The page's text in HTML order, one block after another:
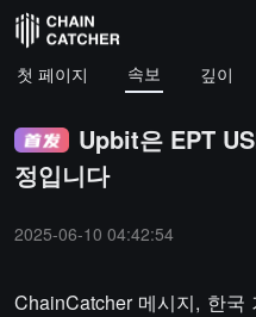
첫 페이지 속보 깊이
Upbit은 EPT
정입니다
2025-06-10 04:42:54
ChainCatcher 메시지, 한국